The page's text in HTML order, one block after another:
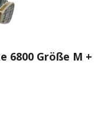
6800 Größe M +